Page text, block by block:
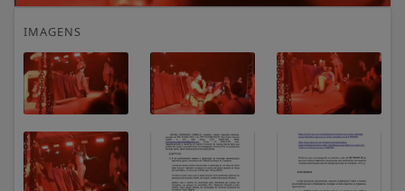
IMAGENS